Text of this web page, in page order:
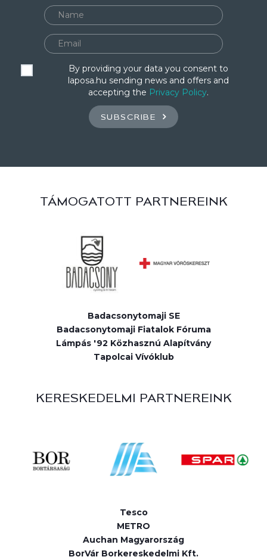
By providing your data you consent to
laposa.hu sending news and offers and
accepting the Privacy Policy.
SUBSCRIBE
TÁMOGATOTT PARTNEREINK
Badacsonytomaji SE
Badacsonytomaji Fiatalok Fóruma
Lámpás '92 Közhasznú Alapítvány
Tapolcai Vívóklub
KERESKEDELMI PARTNEREINK
Tesco
METRO
Auchan Magyarország
BorVár Borkereskedelmi Kft.